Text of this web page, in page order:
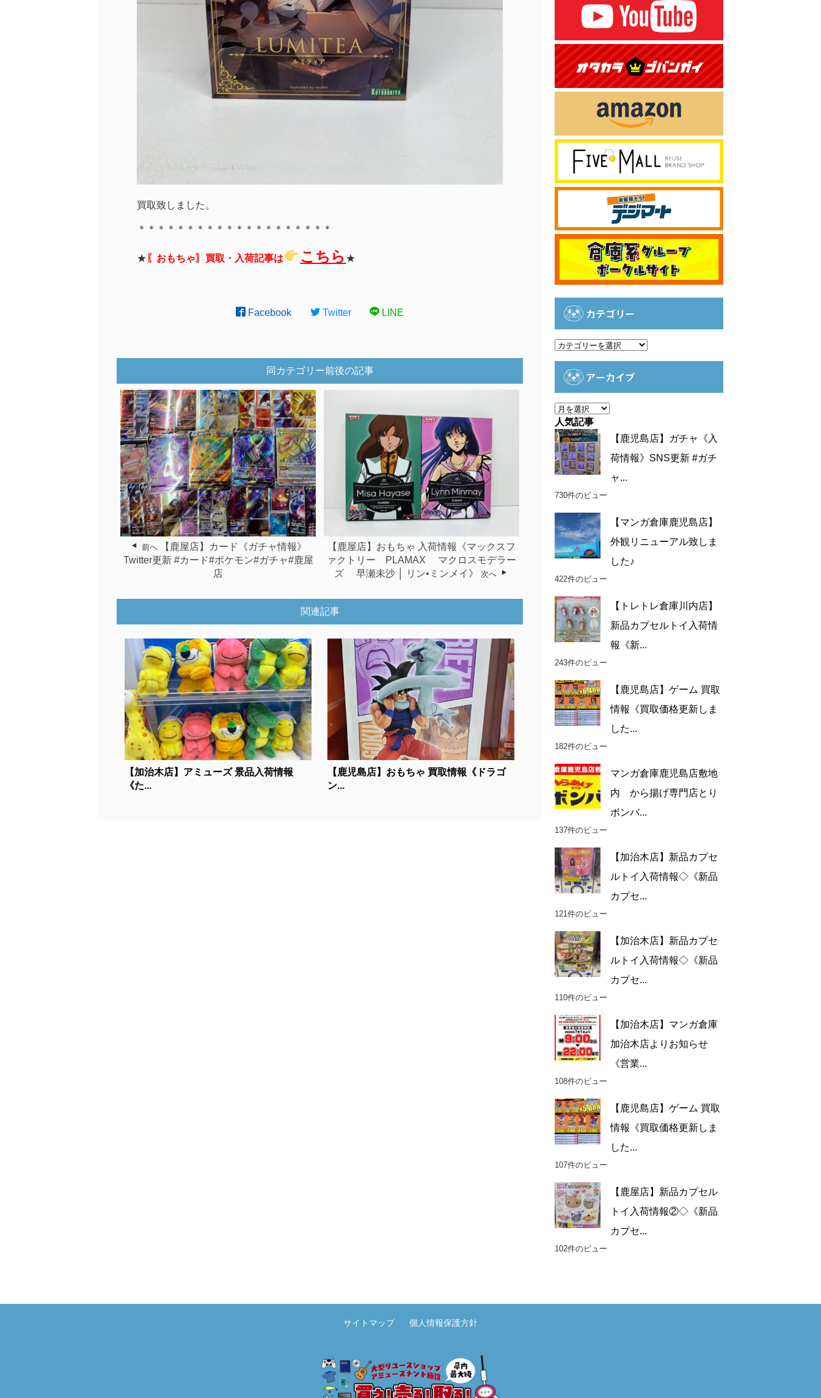
買取致しました。
＊＊＊＊＊＊＊＊＊＊＊＊＊＊＊＊＊＊＊＊
★ 〖おもちゃ〗買取・入荷記事は こちら ★
Facebook Twitter LINE
同カテゴリー前後の記事
前へ
【鹿屋店】カード《ガチャ情報》
Twitter更新 #カード#ポケモン#ガチャ#鹿屋
店
【鹿屋店】おもちゃ 入荷情報《マックスフ
ァクトリー PLAMAX マクロスモデラー
ズ 早瀬未沙 │ リン•ミンメイ》
次へ
関連記事
【加治木店】アミューズ 景品入荷情報
《た...
【鹿児島店】おもちゃ 買取情報《ドラゴ
ン...
カテゴリー
カ
アーカイブ
ア
ー
カ
イ
ブ
人気記事
【鹿児島店】ガチャ《入
荷情報》SNS更新 #ガチ
ャ...
730件のビュー
【マンガ倉庫鹿児島店】
外観リニューアル致しま
した♪
422件のビュー
【トレトレ倉庫川内店】
新品カプセルトイ入荷情
報《新...
243件のビュー
【鹿児島店】ゲーム 買取
情報《買取価格更新しま
した...
182件のビュー
マンガ倉庫鹿児島店敷地
内 から揚げ専門店とり
ボンバ...
137件のビュー
【加治木店】新品カプセ
ルトイ入荷情報◇《新品
カプセ...
121件のビュー
【加治木店】新品カプセ
ルトイ入荷情報◇《新品
カプセ...
110件のビュー
【加治木店】マンガ倉庫
加治木店よりお知らせ
《営業...
108件のビュー
【鹿児島店】ゲーム 買取
情報《買取価格更新しま
した...
107件のビュー
【鹿屋店】新品カプセル
トイ入荷情報②◇《新品
カプセ...
102件のビュー
サイトマップ 個人情報保護方針